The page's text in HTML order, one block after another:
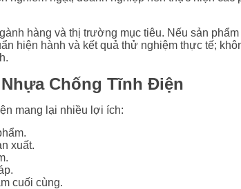
hàng và thị trường mục tiêu. Nếu sản
hiện hành và kết quả thử nghiệm thực tế;
Chống Tĩnh Điện
mang lại nhiều lợi ích:
xuất.
cuối cùng.